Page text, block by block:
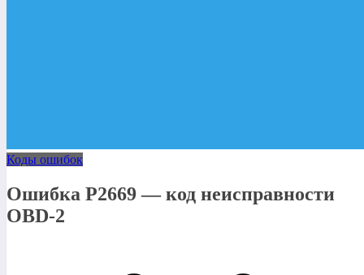
Коды ошибок
Ошибка P2669 — код неисправности
OBD-2